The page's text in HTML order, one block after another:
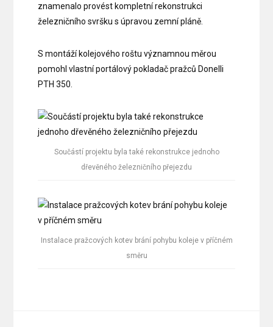
znamenalo provést kompletní rekonstrukci
železničního svršku s úpravou zemní pláně.
S montáží kolejového roštu významnou měrou
pomohl vlastní portálový pokladač pražců Donelli
PTH 350.
Součástí projektu byla také rekonstrukce jednoho
dřevěného železničního přejezdu
Instalace pražcových kotev brání pohybu koleje v příčném
směru